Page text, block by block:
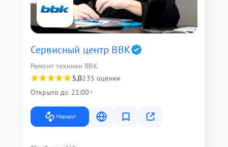
Сервисный центр BBK
Ремонт техники BBK
5,0235 оценки
Открыто до 21:00
Маршрут